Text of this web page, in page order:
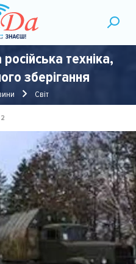
техніка,
зберігання
Світ